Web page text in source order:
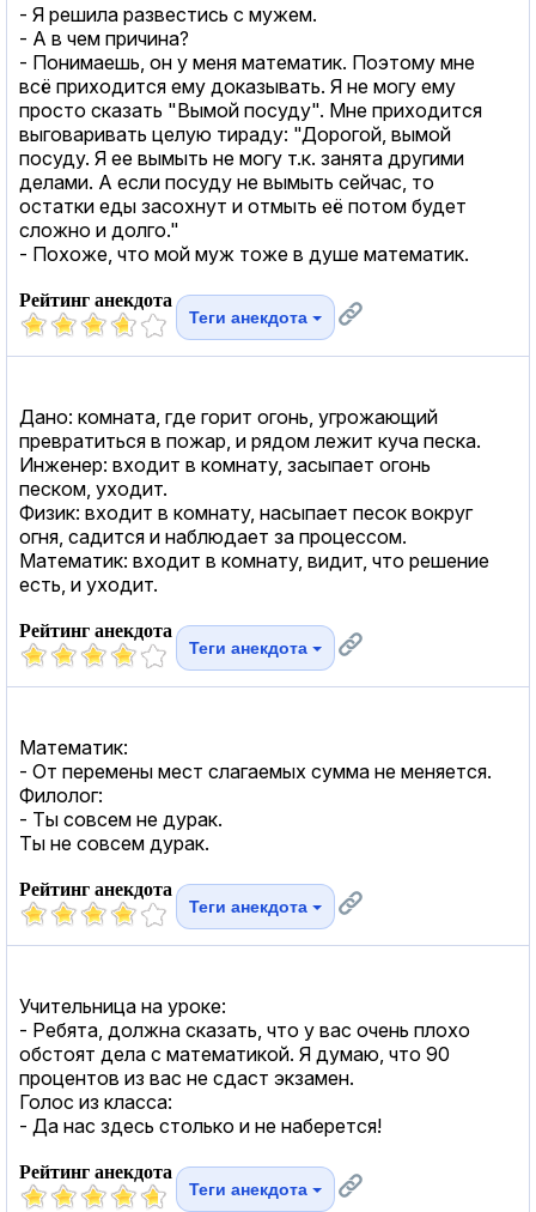
- Я решила развестись с мужем.
- А в чем причина?
- Понимаешь, он у меня математик. Поэтому мне
всё приходится ему доказывать. Я не могу ему
просто сказать "Вымой посуду". Мне приходится
выговаривать целую тираду: "Дорогой, вымой
посуду. Я ее вымыть не могу т.к. занята другими
делами. А если посуду не вымыть сейчас, то
остатки еды засохнут и отмыть её потом будет
сложно и долго."
- Похоже, что мой муж тоже в душе математик.
Рейтинг анекдота
Теги анекдота
Дано: комната, где горит огонь, угрожающий
превратиться в пожар, и рядом лежит куча песка.
Инженер: входит в комнату, засыпает огонь
песком, уходит.
Физик: входит в комнату, насыпает песок вокруг
огня, садится и наблюдает за процессом.
Математик: входит в комнату, видит, что решение
есть, и уходит.
Рейтинг анекдота
Теги анекдота
Математик:
- От перемены мест слагаемых сумма не меняется.
Филолог:
- Ты совсем не дурак.
Ты не совсем дурак.
Рейтинг анекдота
Теги анекдота
Учительница на уроке:
- Ребята, должна сказать, что у вас очень плохо
обстоят дела с математикой. Я думаю, что 90
процентов из вас не сдаст экзамен.
Голос из класса:
- Да нас здесь столько и не наберется!
Рейтинг анекдота
Теги анекдота